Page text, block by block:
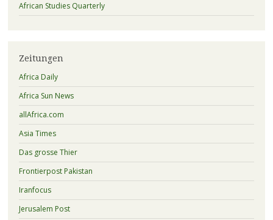
African Studies Quarterly
Zeitungen
Africa Daily
Africa Sun News
allAfrica.com
Asia Times
Das grosse Thier
Frontierpost Pakistan
Iranfocus
Jerusalem Post